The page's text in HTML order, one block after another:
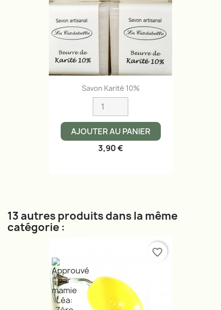
Savon Karité 10%
AJOUTER AU PANIER
3,90 €
13 autres produits dans la même
catégorie :
favorite_border